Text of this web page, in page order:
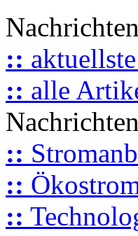
Nachrichten
::
:: alle
::
::
::